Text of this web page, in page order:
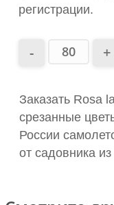
регистрации.
Заказать Rosa
срезанные
России
от садовника